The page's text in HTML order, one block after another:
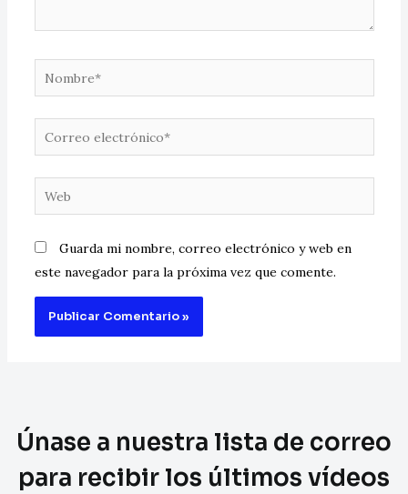
Guarda mi nombre, correo electrónico y web en
este navegador para la próxima vez que comente.
Únase a nuestra lista de correo
para recibir los últimos vídeos